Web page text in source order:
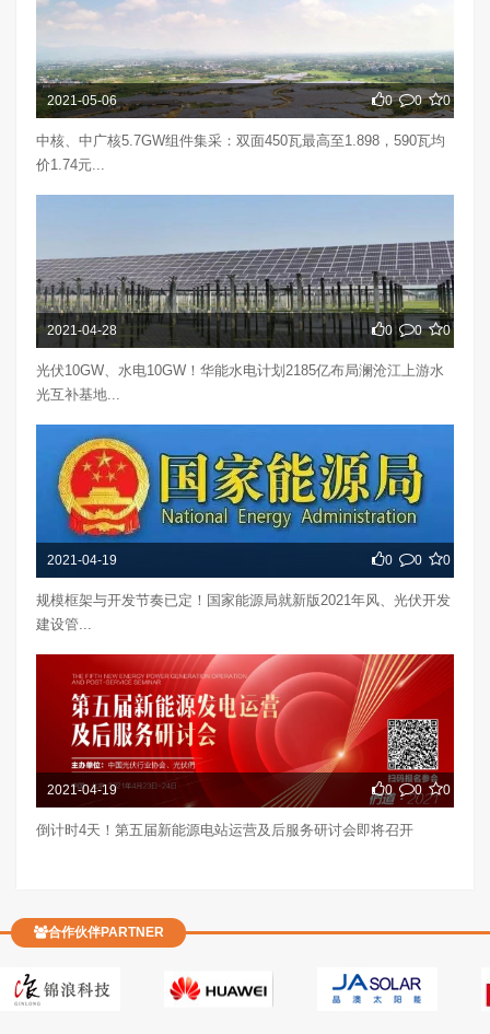
2021-05-06 0 0 0
中核、中广核5.7GW组件集采：双面450瓦最高至1.898，590瓦均
价1.74元...
2021-04-28 0 0 0
光伏10GW、水电10GW！华能水电计划2185亿布局澜沧江上游水
光互补基地...
2021-04-19 0 0 0
规模框架与开发节奏已定！国家能源局就新版2021年风、光伏开发
建设管...
2021-04-19 0 0 0
倒计时4天！第五届新能源电站运营及后服务研讨会即将召开
合作伙伴PARTNER